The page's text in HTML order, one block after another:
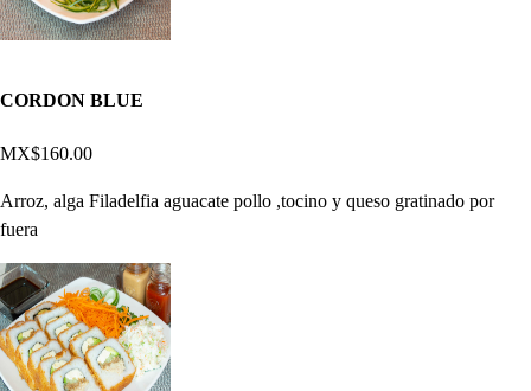
CORDON BLUE
MX$160.00
Arroz, alga Filadelfia aguacate pollo ,tocino y queso gratinado por
fuera